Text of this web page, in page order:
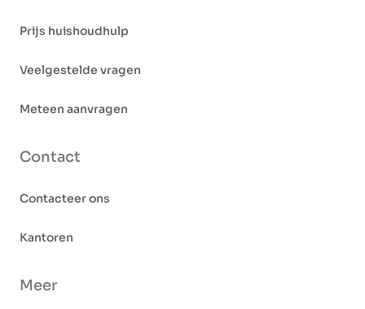
Prijs huishoudhulp
Veelgestelde vragen
Meteen aanvragen
Contact
Contacteer ons
Kantoren
Meer